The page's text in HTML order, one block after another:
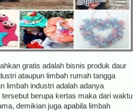
gratis adalah bisnis produk daur
ataupun limbah rumah tangga
limbah industri adalah adanya
berupa kertas maka dari waktu
demikian juga apabila limbah